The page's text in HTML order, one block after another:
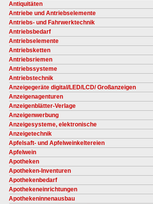
Antiquitäten
Antriebe und Antriebselemente
Antriebs- und Fahrwerktechnik
Antriebsbedarf
Antriebselemente
Antriebsketten
Antriebsriemen
Antriebssysteme
Antriebstechnik
Anzeigegeräte digital/LED/LCD/ Großanzeigen
Anzeigenagenturen
Anzeigenblätter-Verlage
Anzeigenwerbung
Anzeigesysteme, elektronische
Anzeigetechnik
Apfelsaft- und Apfelweinkeltereien
Apfelwein
Apotheken
Apotheken-Inventuren
Apothekenbedarf
Apothekeneinrichtungen
Apothekeninnenausbau